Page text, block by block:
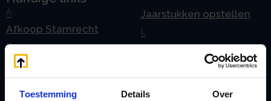
Toestemming Details Over
A
Afkoop Stamrecht
B
Belastingdienst
Jaarstukken opstellen
Lenen van de BV